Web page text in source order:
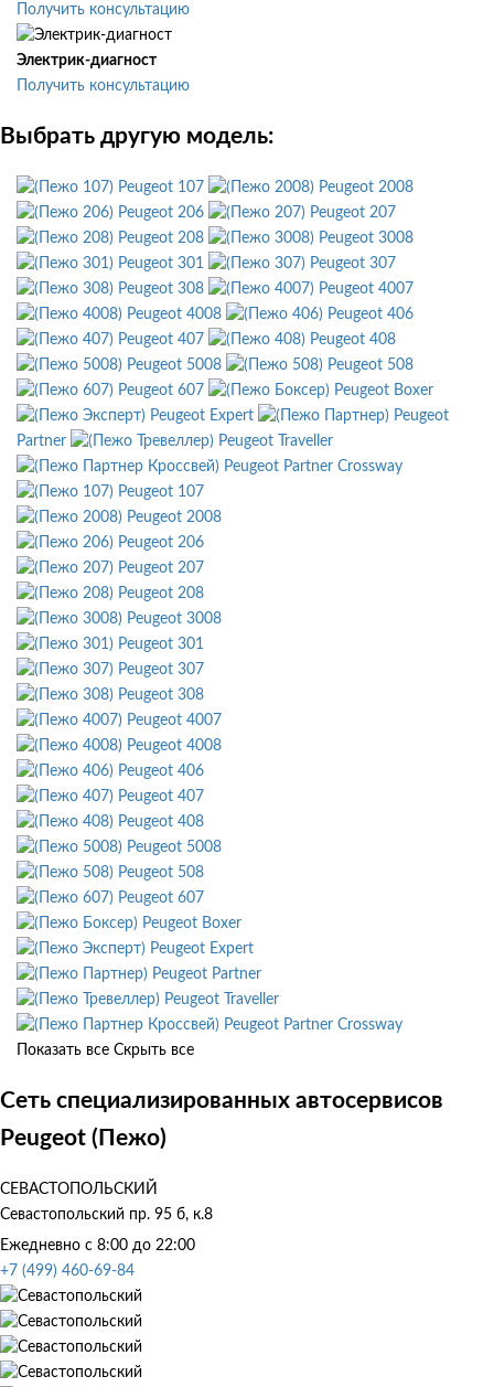
Получить консультацию
Электрик-диагност
Получить консультацию
Выбрать другую модель:
Peugeot 107
Peugeot 2008
Peugeot 206
Peugeot 207
Peugeot 208
Peugeot 3008
Peugeot 301
Peugeot 307
Peugeot 308
Peugeot 4007
Peugeot 4008
Peugeot 406
Peugeot 407
Peugeot 408
Peugeot 5008
Peugeot 508
Peugeot 607
Peugeot Boxer
Peugeot Expert
Peugeot
Partner
Peugeot Traveller
Peugeot Partner Crossway
Peugeot 107
Peugeot 2008
Peugeot 206
Peugeot 207
Peugeot 208
Peugeot 3008
Peugeot 301
Peugeot 307
Peugeot 308
Peugeot 4007
Peugeot 4008
Peugeot 406
Peugeot 407
Peugeot 408
Peugeot 5008
Peugeot 508
Peugeot 607
Peugeot Boxer
Peugeot Expert
Peugeot Partner
Peugeot Traveller
Peugeot Partner Crossway
Показать все Скрыть все
Сеть специализированных автосервисов
Peugeot (Пежо)
СЕВАСТОПОЛЬСКИЙ
Севастопольский пр. 95 б, к.8
Ежедневно с 8:00 до 22:00
+7 (499) 460-69-84